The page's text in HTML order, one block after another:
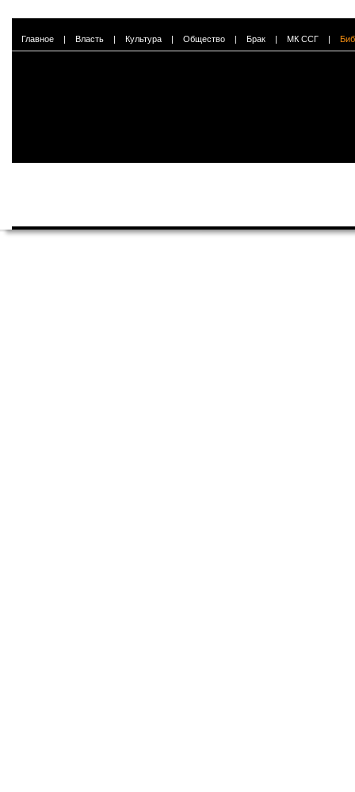
Главное | Власть | Культура | Общество | Брак | МК ССГ |